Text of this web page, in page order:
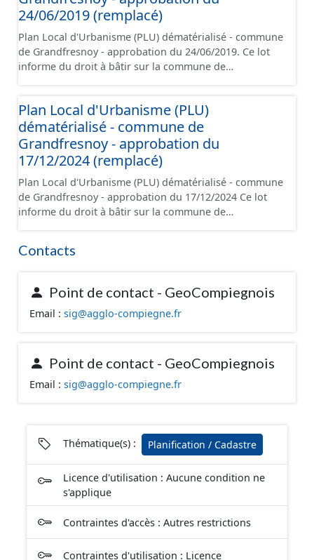
d'aménagement et les données géographiques. Malgré
l'attention portée à la création de ces données, il est
rappelé que seuls les documents papier font foi et sont
opposables d'un point de vue juridique.
24/06/2019 (remplacé)
Plan Local d'Urbanisme (PLU) dématérialisé - commune
de Grandfresnoy - approbation du 24/06/2019. Ce lot
informe du droit à bâtir sur la commune de
contient les pièces administratives, le rapport de
présentation, le PADD, le règlement (à l'exception des
plans de zonages), les annexes, les orientations
d'aménagement et les données géographiques. Malgré
l'attention portée à la création de ces données, il est
rappelé que seuls les documents papier font foi et sont
opposables d'un point de vue juridique.
Plan Local d'Urbanisme (PLU)
dématérialisé - commune de
Grandfresnoy - approbation du
17/12/2024 (remplacé)
Plan Local d'Urbanisme (PLU) dématérialisé - commune
de Grandfresnoy - approbation du 17/12/2024 Ce lot
informe du droit à bâtir sur la commune de
contient les pièces administratives, le rapport de
plans de zonages), les annexes, les orientations
d'aménagement et les données géographiques. Malgré
l'attention portée à la création de ces données, il est
Contacts
Point de contact - GeoCompiegnois
Email : sig@agglo-compiegne.fr
Point de contact - GeoCompiegnois
Email : sig@agglo-compiegne.fr
Thématique(s) : Planification / Cadastre
Licence d'utilisation : Aucune condition ne
s'applique
Contraintes d'accès : Autres restrictions
Contraintes d'utilisation : Licence